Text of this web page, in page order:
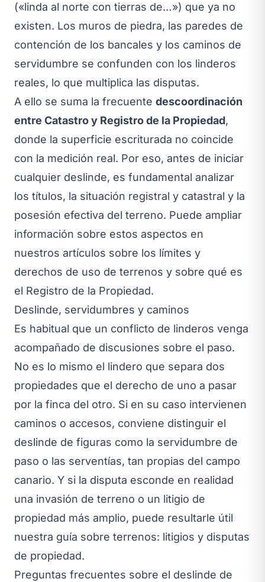
(«linda al norte con tierras de…») que ya no
existen. Los muros de piedra, las paredes de
contención de los bancales y los caminos de
servidumbre se confunden con los linderos
reales, lo que multiplica las disputas.
A ello se suma la frecuente descoordinación
entre Catastro y Registro de la Propiedad,
donde la superficie escriturada no coincide
con la medición real. Por eso, antes de iniciar
cualquier deslinde, es fundamental analizar
los títulos, la situación registral y catastral y la
posesión efectiva del terreno. Puede ampliar
información sobre estos aspectos en
nuestros artículos sobre los límites y
derechos de uso de terrenos y sobre qué es
el Registro de la Propiedad.
Deslinde, servidumbres y caminos
Es habitual que un conflicto de linderos venga
acompañado de discusiones sobre el paso.
No es lo mismo el lindero que separa dos
propiedades que el derecho de uno a pasar
por la finca del otro. Si en su caso intervienen
caminos o accesos, conviene distinguir el
deslinde de figuras como la servidumbre de
paso o las serventías, tan propias del campo
canario. Y si la disputa esconde en realidad
una invasión de terreno o un litigio de
propiedad más amplio, puede resultarle útil
nuestra guía sobre terrenos: litigios y disputas
de propiedad.
Preguntas frecuentes sobre el deslinde de